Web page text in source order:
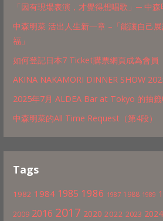
「因有現場表演，才覺得想唱歌」─ 中森
中森明菜 活出人生新一章 –「能讓自己
福」
如何登記日本7 Ticket購票網頁成為會員
AKINA NAKAMORI DINNER SHOW
2025年7月 ALDEA Bar at Tokyo 的抽
中森明菜的All Time Request（第4段）
Tags
1982 1984 1985 1986 1987 1988 1989
2009 2016 2017 2020 2022 2023 2024